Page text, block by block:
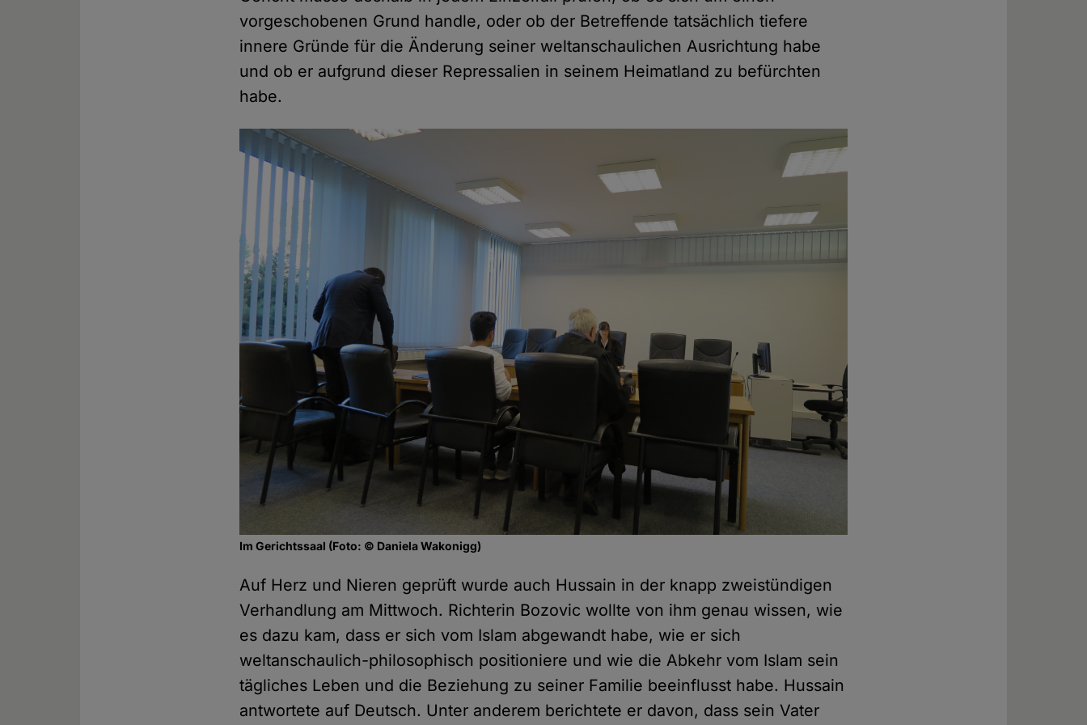
vorgeschobenen Grund handle, oder ob der Betreffende tatsächlich tiefere
innere Gründe für die Änderung seiner weltanschaulichen Ausrichtung habe
und ob er aufgrund dieser Repressalien in seinem Heimatland zu befürchten
habe.
Im Gerichtssaal (Foto: © Daniela Wakonigg)
Auf Herz und Nieren geprüft wurde auch Hussain in der knapp zweistündigen
Verhandlung am Mittwoch. Richterin Bozovic wollte von ihm genau wissen, wie
es dazu kam, dass er sich vom Islam abgewandt habe, wie er sich
weltanschaulich-philosophisch positioniere und wie die Abkehr vom Islam sein
tägliches Leben und die Beziehung zu seiner Familie beeinflusst habe. Hussain
antwortete auf Deutsch. Unter anderem berichtete er davon, dass sein Vater